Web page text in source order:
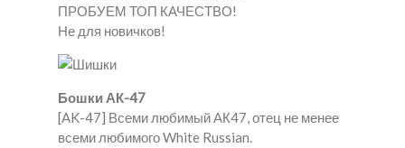
ПРОБУЕМ ТОП КАЧЕСТВО!
Не для новичков!
Бошки АК-47
[AK-47] Всеми любимый АК47, отец не менее
всеми любимого White Russian.